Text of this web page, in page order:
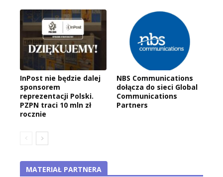
InPost nie będzie dalej
sponsorem
reprezentacji Polski.
PZPN traci 10 mln zł
rocznie
NBS Communications
dołącza do sieci Global
Communications
Partners
MATERIAŁ PARTNERA